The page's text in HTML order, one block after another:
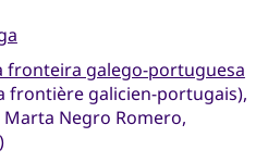
fronteira galego-portuguesa
frontière galicien-portugais),
Negro Romero,